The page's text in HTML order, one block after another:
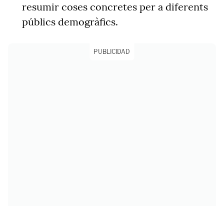
resumir coses concretes per a diferents
públics demogràfics.
PUBLICIDAD